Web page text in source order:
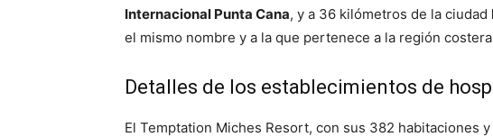
Internacional Punta Cana, y a 36 kilómetros de la ciudad
el mismo nombre y a la que pertenece a la región
Detalles de los establecimientos de
El Temptation Miches Resort, con sus 382 habitaciones